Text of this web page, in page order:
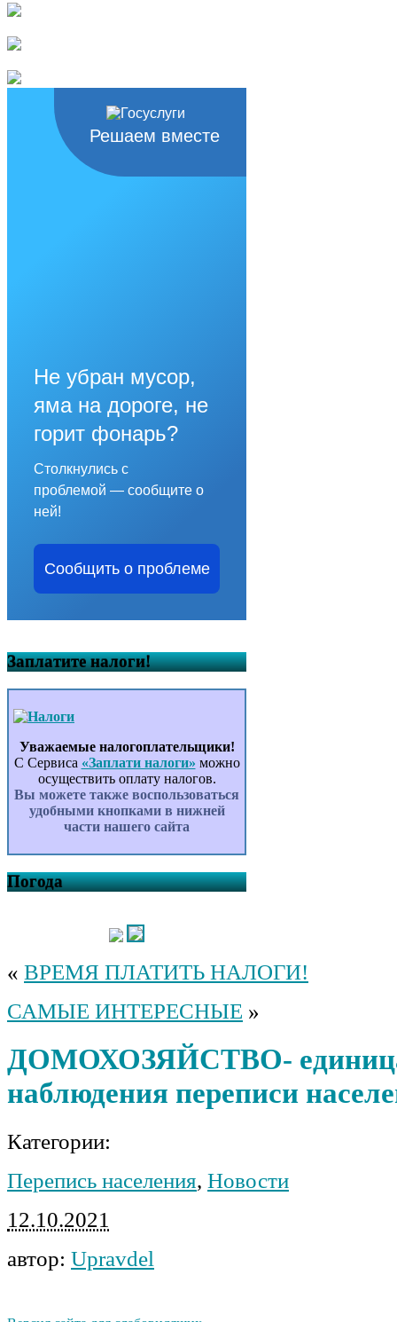
Решаем вместе
Не убран мусор,
яма на дороге, не
горит фонарь?
Столкнулись с
проблемой — сообщите о
ней!
Сообщить о проблеме
Заплатите налоги!
Уважаемые налогоплательщики!
С Сервиса «Заплати налоги» можно
осуществить оплату налогов.
Вы можете также воспользоваться
удобными кнопками в нижней
части нашего сайта
Погода
« ВРЕМЯ ПЛАТИТЬ НАЛОГИ!
САМЫЕ ИНТЕРЕСНЫЕ »
ДОМОХОЗЯЙСТВО-
наблюдения переписи
Категории:
Перепись населения, Новости
12.10.2021
автор: Upravdel